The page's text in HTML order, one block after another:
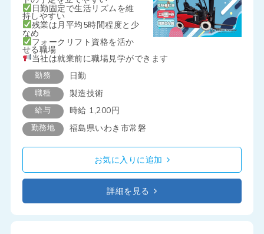
日勤固定で生活リズムを維
持しやすい
残業は月平均5時間程度と少
なめ
フォークリフト資格を活か
せる職場
当社は就業前に職場見学ができます
勤務 日勤
職種 製造技術
給与 時給 1,200円
勤務地 福島県いわき市常磐
お気に入りに追加
詳細を見る